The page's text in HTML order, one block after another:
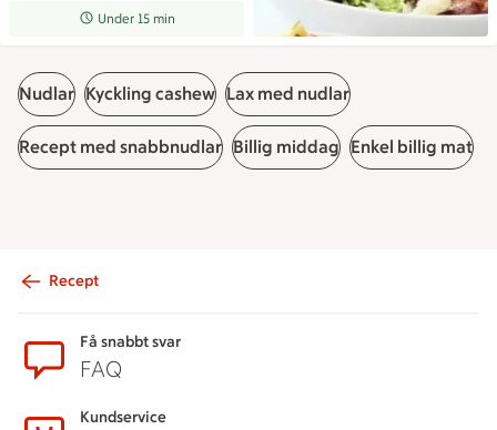
Receptet tar Under 15 min att tillaga
Under 15 min
Nudlar Kyckling cashew Lax med nudlar
Recept med snabbnudlar Billig middag Enkel billig mat
Recept
Få snabbt svar
FAQ
Kundservice